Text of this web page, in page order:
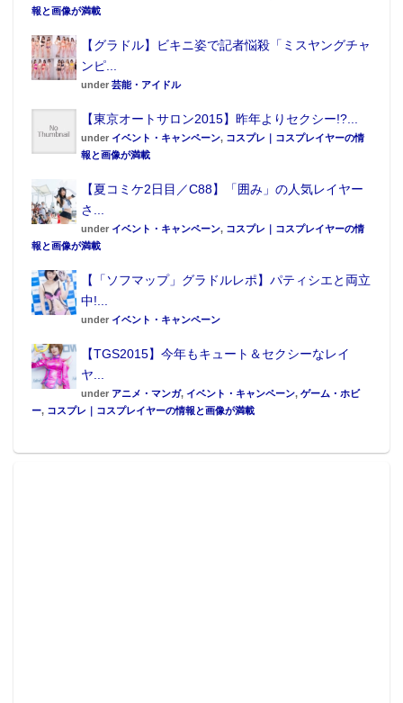
報と画像が満載
【グラドル】ビキニ姿で記者悩殺「ミスヤングチャ
ンピ...
under 芸能・アイドル
【東京オートサロン2015】昨年よりセクシー!?...
under イベント・キャンペーン, コスプレ｜コスプレイヤーの情
報と画像が満載
【夏コミケ2日目／C88】「囲み」の人気レイヤー
さ...
under イベント・キャンペーン, コスプレ｜コスプレイヤーの情
報と画像が満載
【「ソフマップ」グラドルレポ】パティシエと両立
中!...
under イベント・キャンペーン
【TGS2015】今年もキュート＆セクシーなレイ
ヤ...
under アニメ・マンガ, イベント・キャンペーン, ゲーム・ホビ
ー, コスプレ｜コスプレイヤーの情報と画像が満載